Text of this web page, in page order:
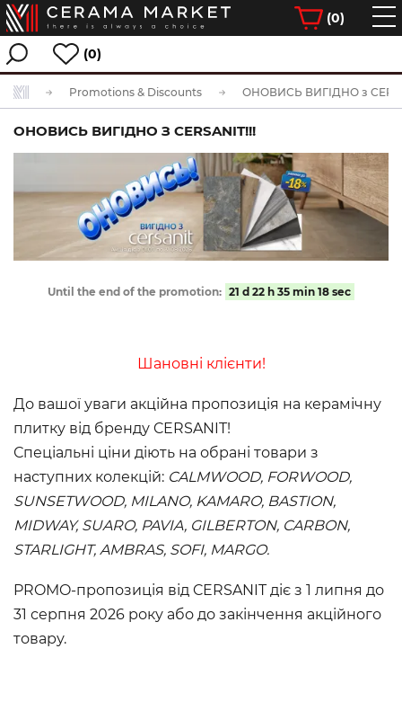
(0)
(0)
Promotions & Discounts
ОНОВИСЬ ВИГІДНО З CERSANIT!!!
Until the end of the promotion: 21 d22 h35 min17sec
Шановні клієнти!
До вашої уваги акційна пропозиція на керамічну
плитку від бренду CERSANIT!
Спеціальні ціни діють на обрані товари з
наступних колекцій: CALMWOOD, FORWOOD,
SUNSETWOOD, MILANO, KAMARO, BASTION,
MIDWAY, SUARO, PAVIA, GILBERTON, CARBON,
STARLIGHT, AMBRAS, SOFI, MARGO.
PROMO-пропозиція від CERSANIT діє з 1 липня до
31 серпня 2026 року або до закінчення акційного
товару.